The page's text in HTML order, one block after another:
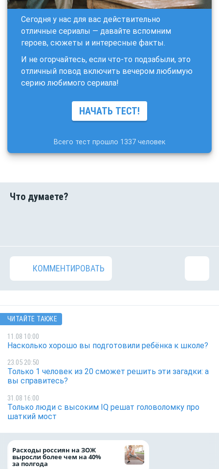
Сегодня у нас для вас действительно
отличные сериалы — давайте вспомним
героев, сюжеты и интересные факты.
И не огорчайтесь, если что-то подзабыли, это
отличный повод включить вечером любимую
серию любимого сериала!
НАЧАТЬ ТЕСТ!
Всего тест прошло 1337 человек
КОММЕНТИРОВАТЬ
ЧИТАЙТЕ ТАКЖЕ
11.08 10:00
Насколько хорошо вы подготовили ребёнка к школе?
23.05 20:50
Только 1 человек из 20 сможет решить эти загадки: а
вы справитесь?
31.08 16:00
Только люди с высоким IQ решат головоломку про
шаткий мост
Расходы россиян на ЗОЖ
выросли более чем на 40%
за полгода